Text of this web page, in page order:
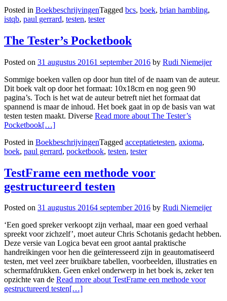
Posted in BoekbeschrijvingenTagged bcs, boek, brian hambling,
istqb, paul gerrard, testen, tester
The Tester’s Pocketbook
Posted on 31 augustus 20161 september 2016 by Rudi Niemeijer
Sommige boeken vallen op door hun titel of de naam van de auteur.
Dit boek valt op door het formaat: 10x18cm en nog geen 90
pagina’s. Toch is het wat de auteur betreft niet het formaat dat
spannend is maar de inhoud. Het boek gaat in op de basis van wat
testen testen maakt. Diverse Read more about The Tester’s
Pocketbook[…]
Posted in BoekbeschrijvingenTagged acceptatietesten, axioma,
boek, paul gerrard, pocketbook, testen, tester
TestFrame een methode voor
gestructureerd testen
Posted on 31 augustus 20164 september 2016 by Rudi Niemeijer
‘Een goed spreker verkoopt zijn verhaal, maar een goed verhaal
spreekt voor zichzelf’, moet auteur Chris Schotanis gedacht hebben.
Deze versie van Logica bevat een groot aantal praktische
handreikingen voor hen die geïnteresseerd zijn in geautomatiseerd
testen, met veel zeer bruikbare tabellen, voorbeelden, illustraties en
schermafdrukken. Geen enkel onderwerp in het boek is, zeker ten
opzichte van de Read more about TestFrame een methode voor
gestructureerd testen[…]